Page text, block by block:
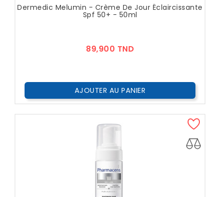
Dermedic Melumin - Crème De Jour Éclaircissante
Spf 50+ - 50ml
89,900 TND
AJOUTER AU PANIER